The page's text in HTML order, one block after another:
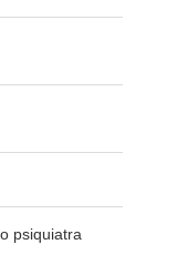
psiquiatra